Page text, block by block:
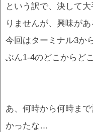
という訳で、決して
りませんが、興味が
今回はターミナル3か
ぶん1-4のどこからど
あ、何時から何時ま
かったな…